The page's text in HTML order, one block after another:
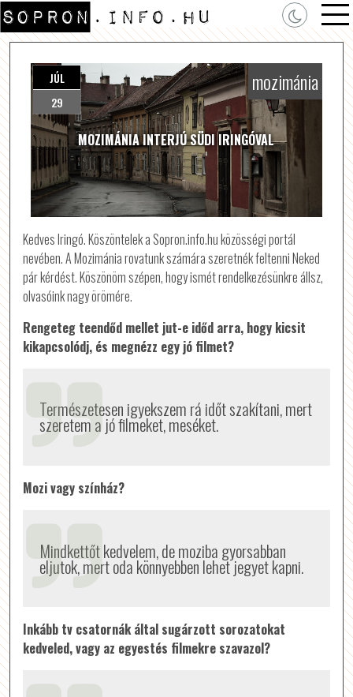
MOZIMÁNIA INTERJÚ SÜDI IRINGÓVAL
JÚL
29
mozimánia
Kedves Iringó. Köszöntelek a Sopron.info.hu közösségi portál
nevében. A Mozimánia rovatunk számára szeretnék feltenni Neked
pár kérdést. Köszönöm szépen, hogy ismét rendelkezésünkre állsz,
olvasóink nagy örömére.
Rengeteg teendőd mellet jut-e időd arra, hogy kicsit
kikapcsolódj, és megnézz egy jó filmet?
Természetesen igyekszem rá időt szakítani, mert
szeretem a jó filmeket, meséket.
Mozi vagy színház?
Mindkettőt kedvelem, de moziba gyorsabban
eljutok, mert oda könnyebben lehet jegyet kapni.
Inkább tv csatornák által sugárzott sorozatokat
kedveled, vagy az egyestés filmekre szavazol?